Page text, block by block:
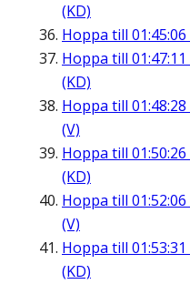
(KD)
Hoppa till 01:45:06
Hoppa till 01:47:11
(KD)
Hoppa till 01:48:28
(V)
Hoppa till 01:50:26
(KD)
Hoppa till 01:52:06
(V)
Hoppa till 01:53:31
(KD)